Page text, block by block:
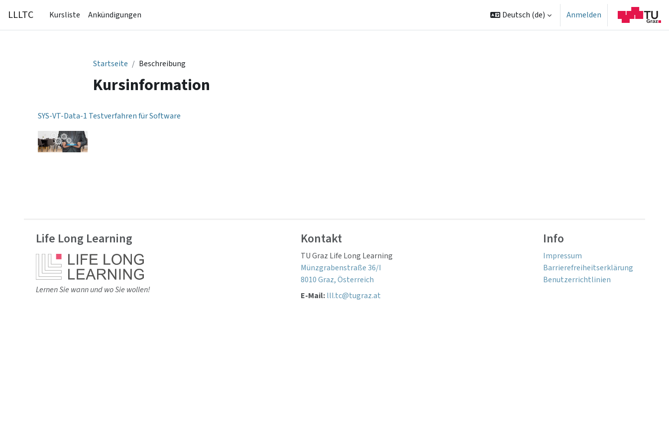
LLLTC Kursliste Ankündigungen Deutsch ‎(de)‎ Anmelden
Startseite Beschreibung
Kursinformation
SYS-VT-Data-1 Testverfahren für Software
Life Long Learning
Lernen Sie wann und wo Sie wollen!
Kontakt
TU Graz Life Long Learning
Münzgrabenstraße 36/I
8010 Graz, Österreich
E-Mail:lll.tc@tugraz.at
Info
Impressum
Barrierefreiheitserklärung
Benutzerrichtlinien